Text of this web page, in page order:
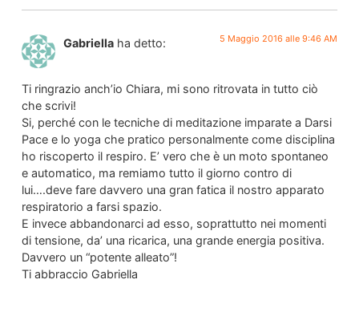
Gabriella ha detto: 5 Maggio 2016 alle 9:46 AM
Ti ringrazio anch’io Chiara, mi sono ritrovata in tutto ciò
che scrivi!
Si, perché con le tecniche di meditazione imparate a Darsi
Pace e lo yoga che pratico personalmente come disciplina
ho riscoperto il respiro. E’ vero che è un moto spontaneo
e automatico, ma remiamo tutto il giorno contro di
lui….deve fare davvero una gran fatica il nostro apparato
respiratorio a farsi spazio.
E invece abbandonarci ad esso, soprattutto nei momenti
di tensione, da’ una ricarica, una grande energia positiva.
Davvero un “potente alleato”!
Ti abbraccio Gabriella